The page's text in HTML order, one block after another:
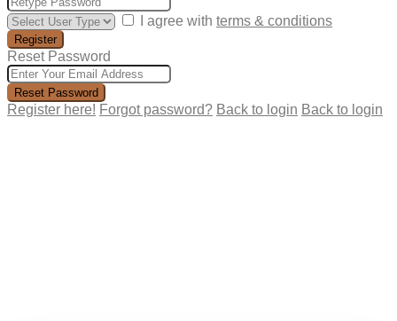
I agree with terms & conditions
Register
Reset Password
Reset Password
Register here! Forgot password? Back to login Back to login